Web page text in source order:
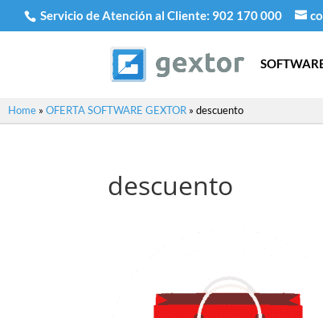
Servicio de Atención al Cliente: 902 170 000
Home » OFERTA SOFTWARE GEXTOR » descuento
descuento